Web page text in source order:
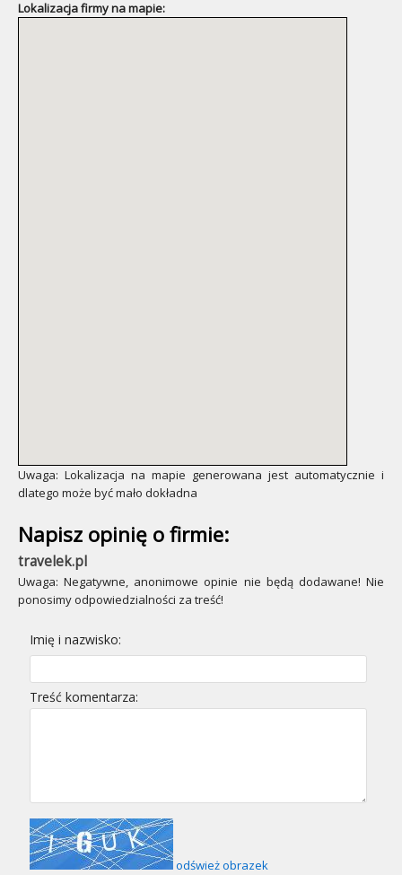
Lokalizacja firmy na mapie:
Uwaga: Lokalizacja na mapie generowana jest automatycznie i
dlatego może być mało dokładna
Napisz opinię o firmie:
travelek.pl
Uwaga: Negatywne, anonimowe opinie nie będą dodawane! Nie
ponosimy odpowiedzialności za treść!
Imię i nazwisko:
Treść komentarza:
odśwież obrazek